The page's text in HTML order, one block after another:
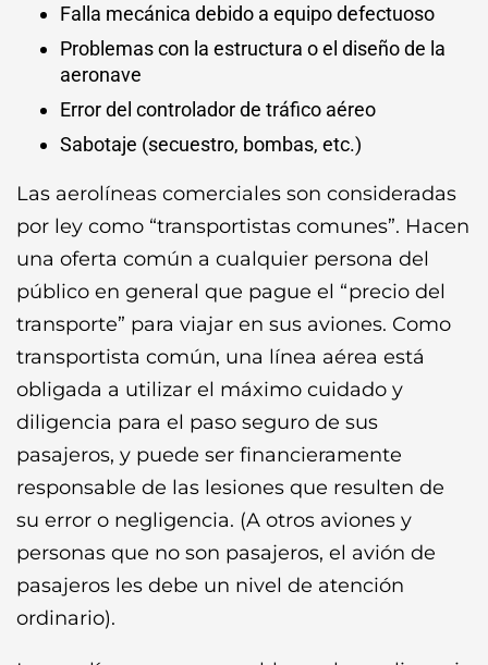
Falla mecánica debido a equipo defectuoso
Problemas con la estructura o el diseño de la
aeronave
Error del controlador de tráfico aéreo
Sabotaje (secuestro, bombas, etc.)
Las aerolíneas comerciales son consideradas
por ley como “transportistas comunes”. Hacen
una oferta común a cualquier persona del
público en general que pague el “precio del
transporte” para viajar en sus aviones. Como
transportista común, una línea aérea está
obligada a utilizar el máximo cuidado y
diligencia para el paso seguro de sus
pasajeros, y puede ser financieramente
responsable de las lesiones que resulten de
su error o negligencia. (A otros aviones y
personas que no son pasajeros, el avión de
pasajeros les debe un nivel de atención
ordinario).